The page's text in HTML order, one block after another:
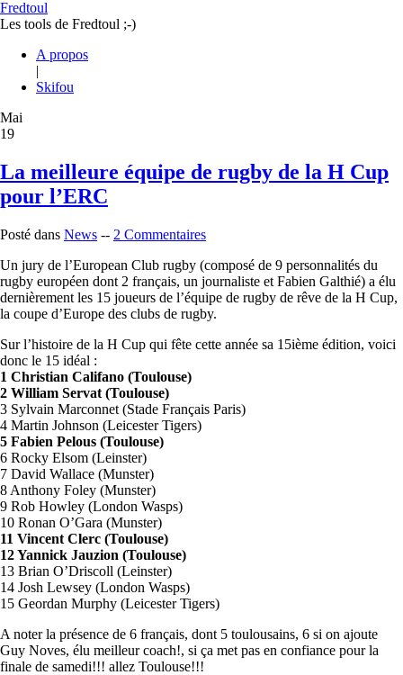
Fredtoul
Les tools de Fredtoul ;-)
A propos
|
Skifou
Mai
19
La meilleure équipe de rugby de la H Cup
pour l’ERC
Posté dans News -- 2 Commentaires
Un jury de l’European Club rugby (composé de 9 personnalités du
rugby européen dont 2 français, un journaliste et Fabien Galthié) a élu
dernièrement les 15 joueurs de l’équipe de rugby de rêve de la H Cup,
la coupe d’Europe des clubs de rugby.
Sur l’histoire de la H Cup qui fête cette année sa 15ième édition, voici
donc le 15 idéal :
1 Christian Califano (Toulouse)
2 William Servat (Toulouse)
3 Sylvain Marconnet (Stade Français Paris)
4 Martin Johnson (Leicester Tigers)
5 Fabien Pelous (Toulouse)
6 Rocky Elsom (Leinster)
7 David Wallace (Munster)
8 Anthony Foley (Munster)
9 Rob Howley (London Wasps)
10 Ronan O’Gara (Munster)
11 Vincent Clerc (Toulouse)
12 Yannick Jauzion (Toulouse)
13 Brian O’Driscoll (Leinster)
14 Josh Lewsey (London Wasps)
15 Geordan Murphy (Leicester Tigers)
A noter la présence de 6 français, dont 5 toulousains, 6 si on ajoute
Guy Noves, élu meilleur coach!, si ça met pas en confiance pour la
finale de samedi!!! allez Toulouse!!!